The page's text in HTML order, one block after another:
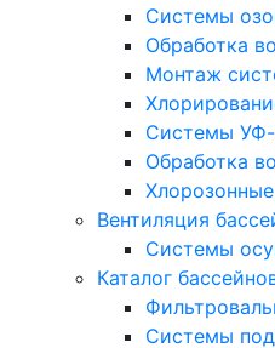
Системы
Обработка
Монтаж
Системы
Обработка
Вентиляция
Системы
Каталог
Системы